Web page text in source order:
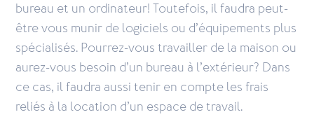
bureau et un ordinateur! Toutefois, il faudra peut-
être vous munir de logiciels ou d’équipements plus
spécialisés. Pourrez-vous travailler de la maison ou
aurez-vous besoin d’un bureau à l’extérieur? Dans
ce cas, il faudra aussi tenir en compte les frais
reliés à la location d’un espace de travail.